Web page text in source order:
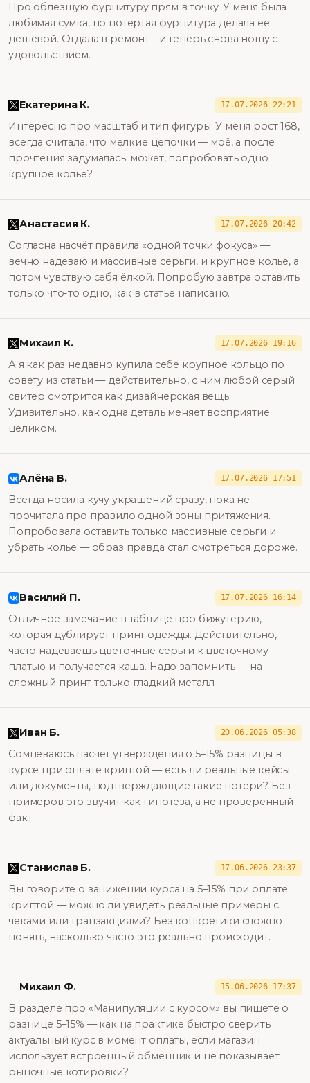
Про облезшую фурнитуру прям в точку. У меня была
любимая сумка, но потертая фурнитура делала её
дешёвой. Отдала в ремонт - и теперь снова ношу с
удовольствием.
Екатерина К. 17.07.2026 22:21
Интересно про масштаб и тип фигуры. У меня рост 168,
всегда считала, что мелкие цепочки — моё, а после
прочтения задумалась: может, попробовать одно
крупное колье?
Анастасия К. 17.07.2026 20:42
Согласна насчёт правила «одной точки фокуса» —
вечно надеваю и массивные серьги, и крупное колье, а
потом чувствую себя ёлкой. Попробую завтра оставить
только что-то одно, как в статье написано.
Михаил К. 17.07.2026 19:16
А я как раз недавно купила себе крупное кольцо по
совету из статьи — действительно, с ним любой серый
свитер смотрится как дизайнерская вещь.
Удивительно, как одна деталь меняет восприятие
целиком.
Алёна В. 17.07.2026 17:51
Всегда носила кучу украшений сразу, пока не
прочитала про правило одной зоны притяжения.
Попробовала оставить только массивные серьги и
убрать колье — образ правда стал смотреться дороже.
Василий П. 17.07.2026 16:14
Отличное замечание в таблице про бижутерию,
которая дублирует принт одежды. Действительно,
часто надеваешь цветочные серьги к цветочному
платью и получается каша. Надо запомнить — на
сложный принт только гладкий металл.
Иван Б. 20.06.2026 05:38
Сомневаюсь насчёт утверждения о 5–15% разницы в
курсе при оплате криптой — есть ли реальные кейсы
или документы, подтверждающие такие потери? Без
примеров это звучит как гипотеза, а не проверённый
факт.
Станислав Б. 17.06.2026 23:37
Вы говорите о занижении курса на 5–15% при оплате
криптой — можно ли увидеть реальные примеры с
чеками или транзакциями? Без конкретики сложно
понять, насколько часто это реально происходит.
Михаил Ф. 15.06.2026 17:37
В разделе про «Манипуляции с курсом» вы пишете о
разнице 5–15% — как на практике быстро сверить
актуальный курс в момент оплаты, если магазин
использует встроенный обменник и не показывает
рыночные котировки?